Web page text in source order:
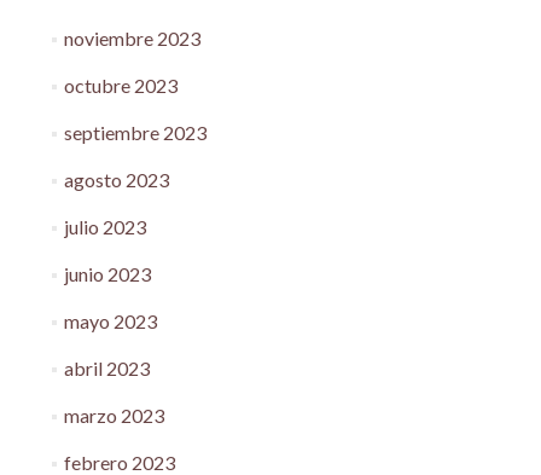
noviembre 2023
octubre 2023
septiembre 2023
agosto 2023
julio 2023
junio 2023
mayo 2023
abril 2023
marzo 2023
febrero 2023